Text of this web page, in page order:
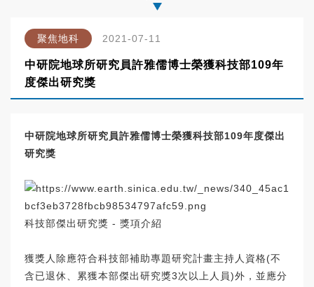
聚焦地科 2021-07-11
中研院地球所研究員許雅儒博士榮獲科技部109年
度傑出研究獎
中研院地球所研究員許雅儒博士榮獲科技部109年度傑出
研究獎
科技部傑出研究獎 - 獎項介紹
獲獎人除應符合科技部補助專題研究計畫主持人資格(不
含已退休、累獲本部傑出研究獎3次以上人員)外，並應分